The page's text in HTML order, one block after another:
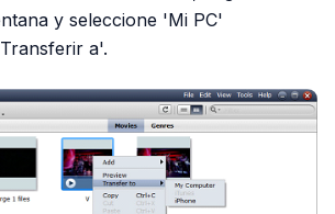
y seleccione 'Mi PC'
a'.